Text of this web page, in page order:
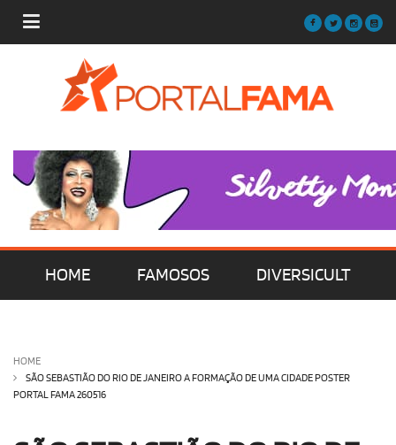
HOME FAMOSOS DIVERSICULT
HOME
SÃO SEBASTIÃO DO RIO DE JANEIRO A FORMAÇÃO DE UMA CIDADE POSTER
PORTAL FAMA 260516